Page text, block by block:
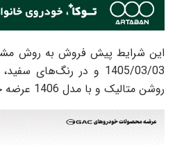
این شرایط پیش فروش به روش
1405/03/03 و در
روشن متالیک و با مدل 1406 عرضه خواهد شد.